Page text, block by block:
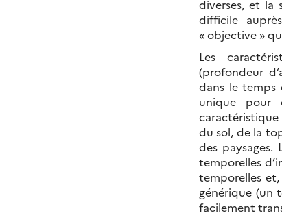
diverses, et la
difficile
« objective »
Les
(profondeur
dans le temps
unique pour
du sol, de la
des paysages.
temporelles
temporelles
générique (un
facilement